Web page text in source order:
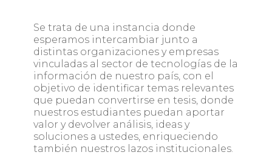
Se trata de una instancia donde
esperamos intercambiar junto a
distintas organizaciones y empresas
vinculadas al sector de tecnologías de la
información de nuestro país, con el
objetivo de identificar temas relevantes
que puedan convertirse en tesis, donde
nuestros estudiantes puedan aportar
valor y devolver análisis, ideas y
soluciones a ustedes, enriqueciendo
también nuestros lazos institucionales.